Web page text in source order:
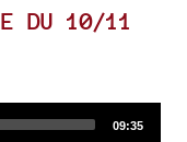
DU 10/11
Total
09:35